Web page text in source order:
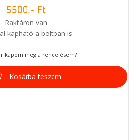
5500,- Ft
Raktáron van
kapható a boltban is
kapom meg a rendelésem?
Kosárba teszem